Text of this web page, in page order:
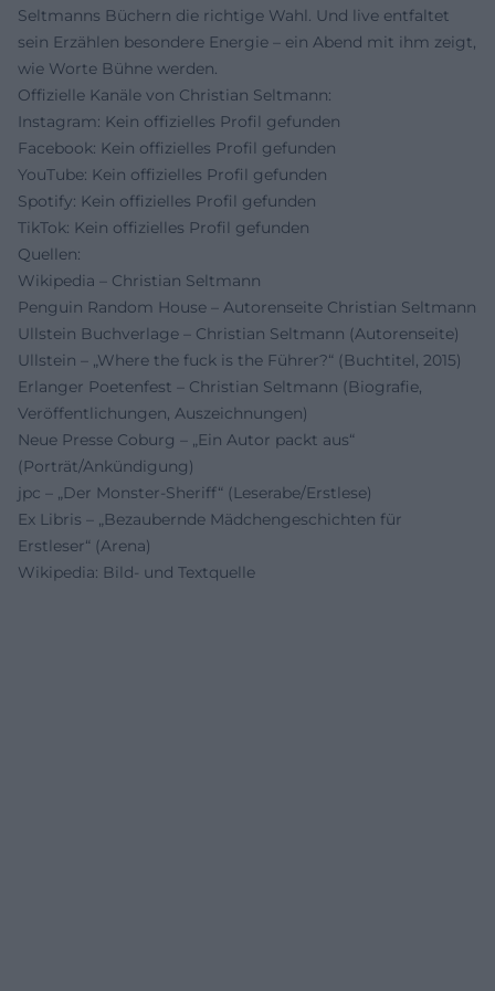
Seltmanns Büchern die richtige Wahl. Und live entfaltet
sein Erzählen besondere Energie – ein Abend mit ihm zeigt,
wie Worte Bühne werden.
Offizielle Kanäle von Christian Seltmann:
Instagram: Kein offizielles Profil gefunden
Facebook: Kein offizielles Profil gefunden
YouTube: Kein offizielles Profil gefunden
Spotify: Kein offizielles Profil gefunden
TikTok: Kein offizielles Profil gefunden
Quellen:
Wikipedia – Christian Seltmann
Penguin Random House – Autorenseite Christian Seltmann
Ullstein Buchverlage – Christian Seltmann (Autorenseite)
Ullstein – „Where the fuck is the Führer?“ (Buchtitel, 2015)
Erlanger Poetenfest – Christian Seltmann (Biografie,
Veröffentlichungen, Auszeichnungen)
Neue Presse Coburg – „Ein Autor packt aus“
(Porträt/Ankündigung)
jpc – „Der Monster-Sheriff“ (Leserabe/Erstlese)
Ex Libris – „Bezaubernde Mädchengeschichten für
Erstleser“ (Arena)
Wikipedia: Bild- und Textquelle